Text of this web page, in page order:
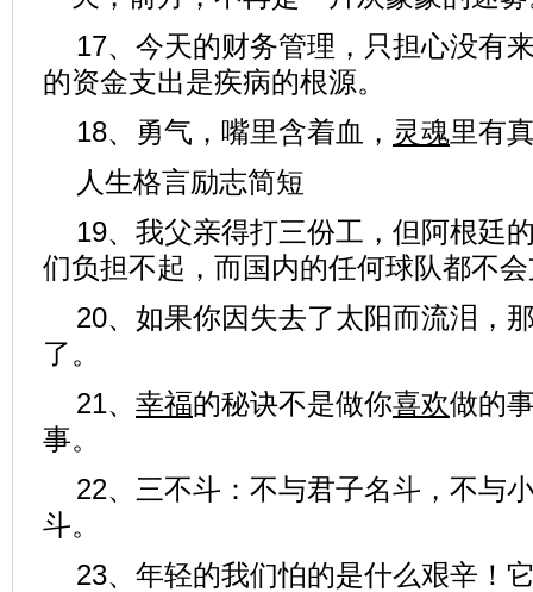
17、今天的财务管理，只担心没有
的资金支出是疾病的根源。
18、勇气，嘴里含着血， 灵魂里有
人生格言励志简短
19、我父亲得打三份工，但阿根廷
们负担不起，而国内的任何球队都不
20、如果你因失去了太阳而流泪，
了。
21、 幸福的秘诀不是做你喜欢做的
事。
22、三不斗：不与君子名斗，不与
斗。
23、年轻的我们怕的是什么艰辛！